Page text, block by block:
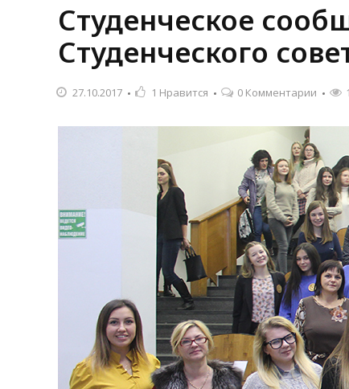
Студенческое
Студенческого
27.10.2017 1 Нравится 0 Комментарии